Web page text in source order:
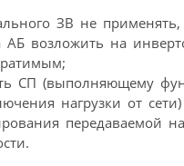
ЗВ не
АБ возложить на
СП (выполняющему
нагрузки от
передаваемой